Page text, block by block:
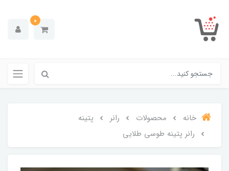
0
خانه محصولات رانر
پتینه
رانر پتینه طوسی طلایی